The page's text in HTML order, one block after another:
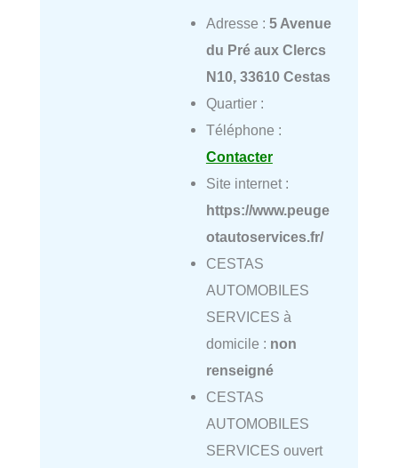
Adresse : 5 Avenue
du Pré aux Clercs
N10, 33610 Cestas
Quartier :
Téléphone :
Contacter
Site internet :
https://www.peuge
otautoservices.fr/
CESTAS
AUTOMOBILES
SERVICES à
domicile : non
renseigné
CESTAS
AUTOMOBILES
SERVICES ouvert